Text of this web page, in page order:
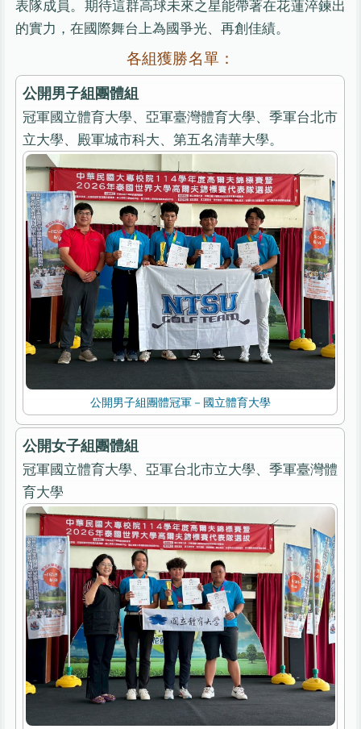
表隊成員。期待這群高球未來之星能帶著在花蓮淬鍊出
的實力，在國際舞台上為國爭光、再創佳績。
各組獲勝名單：
公開男子組團體組
冠軍國立體育大學、亞軍臺灣體育大學、季軍台北市
公開男子組團體冠軍－國立體育大學
公開女子組團體組
冠軍國立體育大學、亞軍台北市立大學、季軍臺灣體